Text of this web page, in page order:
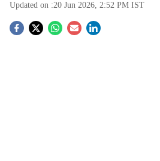
Updated on :20 Jun 2026, 2:52 PM IST
S